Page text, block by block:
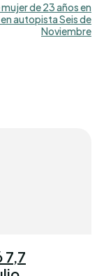
de 23 años en
autopista Seis de
Noviembre
7,7